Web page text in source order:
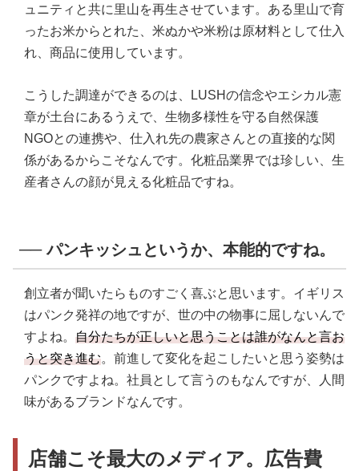
ュニティと共に里山を再生させています。ある里山で育
ったお米からとれた、米ぬかや米粉は原材料として仕入
れ、商品に使用しています。
こうした調達ができるのは、LUSHの信念やエシカル憲
章が土台にあるうえで、生物多様性を守る自然保護
NGOとの連携や、仕入れ先の農家さんとの直接的な関
係があるからこそなんです。化粧品業界では珍しい、生
産者さんの顔が見える化粧品ですね。
── パンキッシュというか、本能的ですね。
創立者が聞いたらものすごく喜ぶと思います。イギリス
はパンク発祥の地ですが、世の中の物事に屈しないんで
すよね。 自分たちが正しいと思うことは誰がなんと言お
うと突き進む。前進して変化を起こしたいと思う姿勢は
パンクですよね。社員として言うのもなんですが、人間
味があるブランドなんです。
店舗こそ最大のメディア。広告費